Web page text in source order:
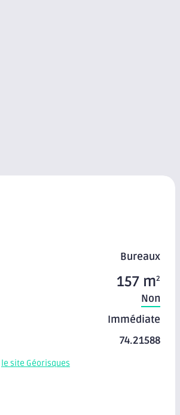
Bureaux
157 m2
Non
Immédiate
74.21588
le site Géorisques